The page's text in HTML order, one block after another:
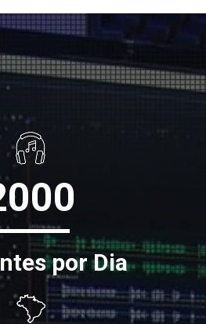
por Dia